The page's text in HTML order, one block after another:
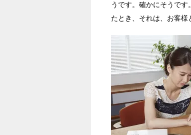
うです。確かにそうで
たとき、それは、お客様